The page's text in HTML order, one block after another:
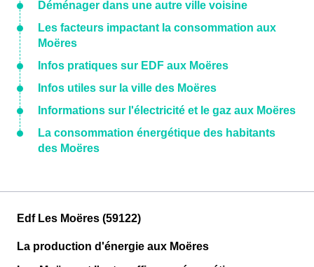
Déménager dans une autre ville voisine
Les facteurs impactant la consommation aux
Moëres
Infos pratiques sur EDF aux Moëres
Infos utiles sur la ville des Moëres
Informations sur l'électricité et le gaz aux Moëres
La consommation énergétique des habitants
des Moëres
Edf Les Moëres (59122)
La production d'énergie aux Moëres